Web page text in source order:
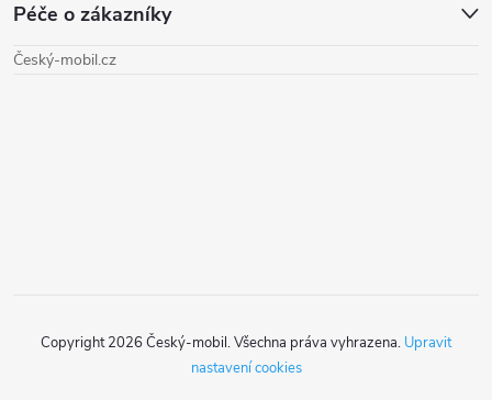
pPéče o zákazníky
Český-mobil.cz
Copyright 2026 Český-mobil. Všechna práva vyhrazena. Upravit
nastavení cookies